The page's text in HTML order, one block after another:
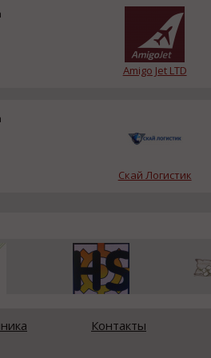
Amigo Jet LTD
Скай Логистик
Контакты